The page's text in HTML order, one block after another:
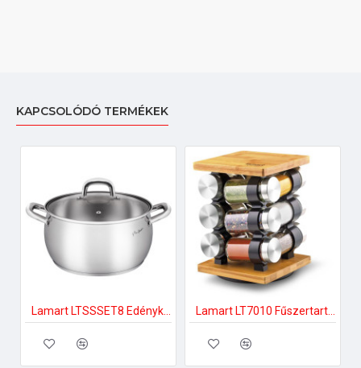
KAPCSOLÓDÓ TERMÉKEK
Lamart LT7010 Fűszertartó készlet